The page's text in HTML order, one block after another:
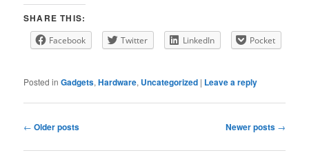
SHARE THIS:
Facebook Twitter LinkedIn Pocket
Posted in Gadgets,Hardware, Uncategorized | Leave a reply
Post
← Older posts Newer posts →